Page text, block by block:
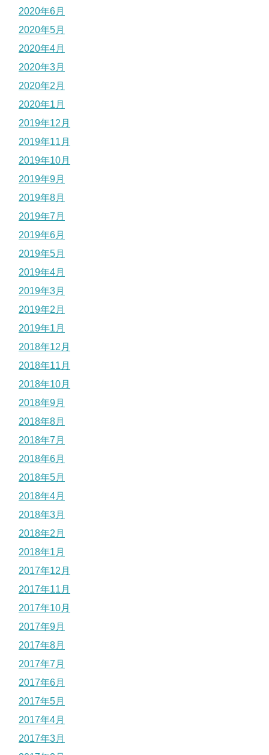
2020年6月
2020年5月
2020年4月
2020年3月
2020年2月
2020年1月
2019年12月
2019年11月
2019年10月
2019年9月
2019年8月
2019年7月
2019年6月
2019年5月
2019年4月
2019年3月
2019年2月
2019年1月
2018年12月
2018年11月
2018年10月
2018年9月
2018年8月
2018年7月
2018年6月
2018年5月
2018年4月
2018年3月
2018年2月
2018年1月
2017年12月
2017年11月
2017年10月
2017年9月
2017年8月
2017年7月
2017年6月
2017年5月
2017年4月
2017年3月